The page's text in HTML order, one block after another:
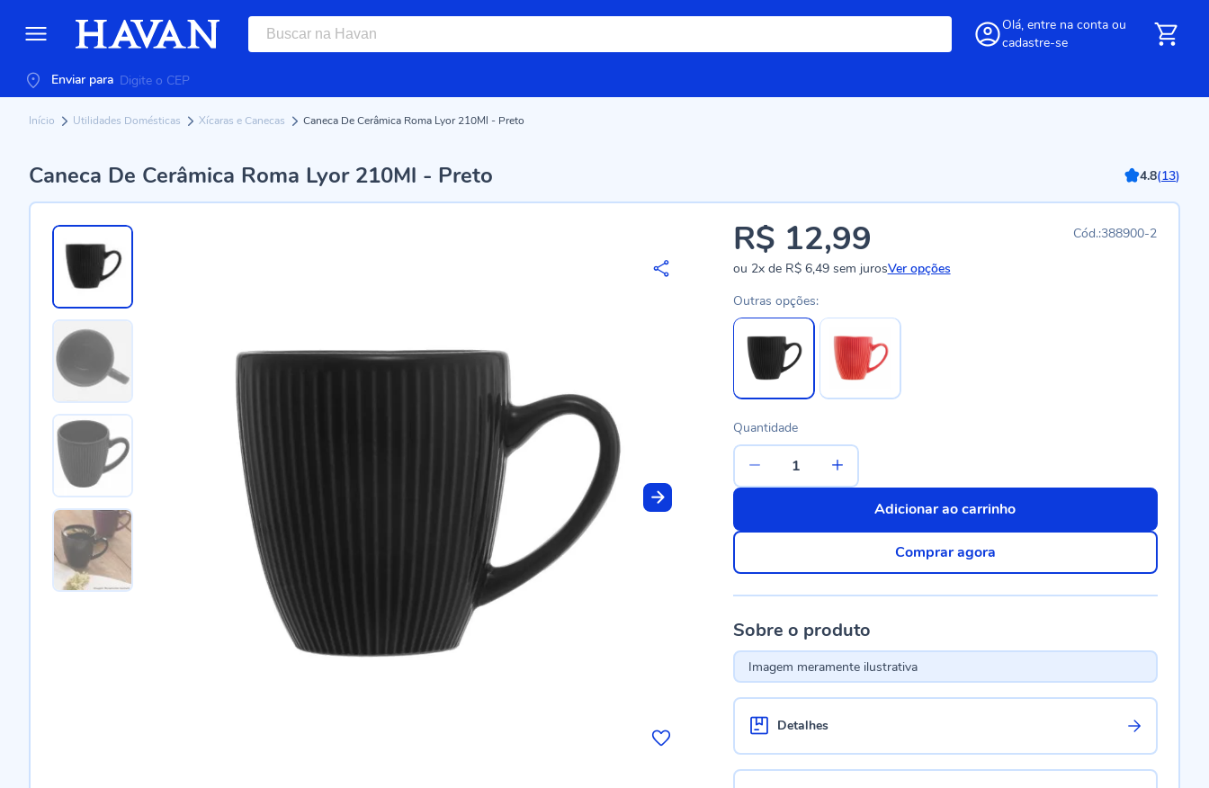
Olá, entre na conta ou
cadastre-se
Enviar para
Início Utilidades Domésticas Xícaras e Canecas Caneca De Cerâmica Roma Lyor 210Ml - Preto
Caneca De Cerâmica Roma Lyor 210Ml - Preto 4.8(13)
388900-2
R$ 12,99
ou 2xde R$ 6,49sem jurosVer opções
Outras opções:
Quantidade
Adicionar ao carrinho
Comprar agora
Sobre o produto
Imagem meramente ilustrativa
Detalhes